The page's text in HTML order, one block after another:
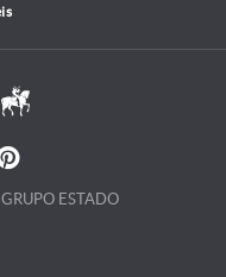
ESTADO